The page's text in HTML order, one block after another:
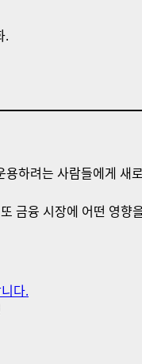
.
하려는 사람들에게
금융 시장에 어떤 영향